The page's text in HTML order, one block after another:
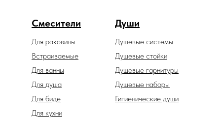
Смесители Души
Душевые гарнитуры
Душевые системы
Гигиенические души
Душевые наборы
Встраиваемые
Для биде
Для ванны
Для душа
Для раковины
Для кухни
Душевые стойки